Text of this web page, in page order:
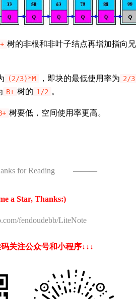
树的非根和非叶子结点再增加指向
(2/3)*M ，即块的最低使用率为 2/3
B+ 树的 1/2 。
树要低，空间使用率更高。
for Reading ———
a Star, Thanks:)
fendoudebb/LiteNote
关注公众号和小程序↓↓↓